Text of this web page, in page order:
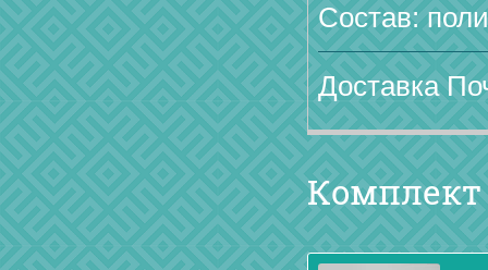
Состав:
Доставка
Комплект